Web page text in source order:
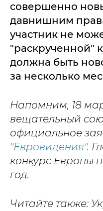
совершенно
давнишним
участник не
"раскрученной"
должна быть
за несколько
Напомним, 18
вещательный
официальное
"Евровидения".
конкурс Европы
год.
Читайте также: